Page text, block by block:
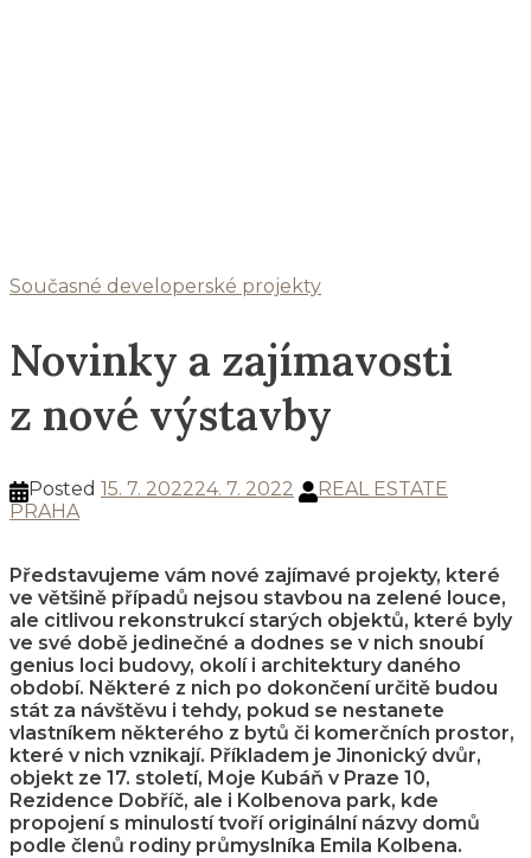
Současné developerské projekty
Novinky a zajímavosti
z nové výstavby
Posted 15. 7. 202224. 7. 2022
REAL ESTATE
PRAHA
Představujeme vám nové zajímavé projekty, které
ve většině případů nejsou stavbou na zelené louce,
ale citlivou rekonstrukcí starých objektů, které byly
ve své době jedinečné a dodnes se v nich snoubí
genius loci budovy, okolí i architektury daného
období. Některé z nich po dokončení určitě budou
stát za návštěvu i tehdy, pokud se nestanete
vlastníkem některého z bytů či komerčních prostor,
které v nich vznikají. Příkladem je Jinonický dvůr,
objekt ze 17. století, Moje Kubáň v Praze 10,
Rezidence Dobříč, ale i Kolbenova park, kde
propojení s minulostí tvoří originální názvy domů
podle členů rodiny průmyslníka Emila Kolbena.